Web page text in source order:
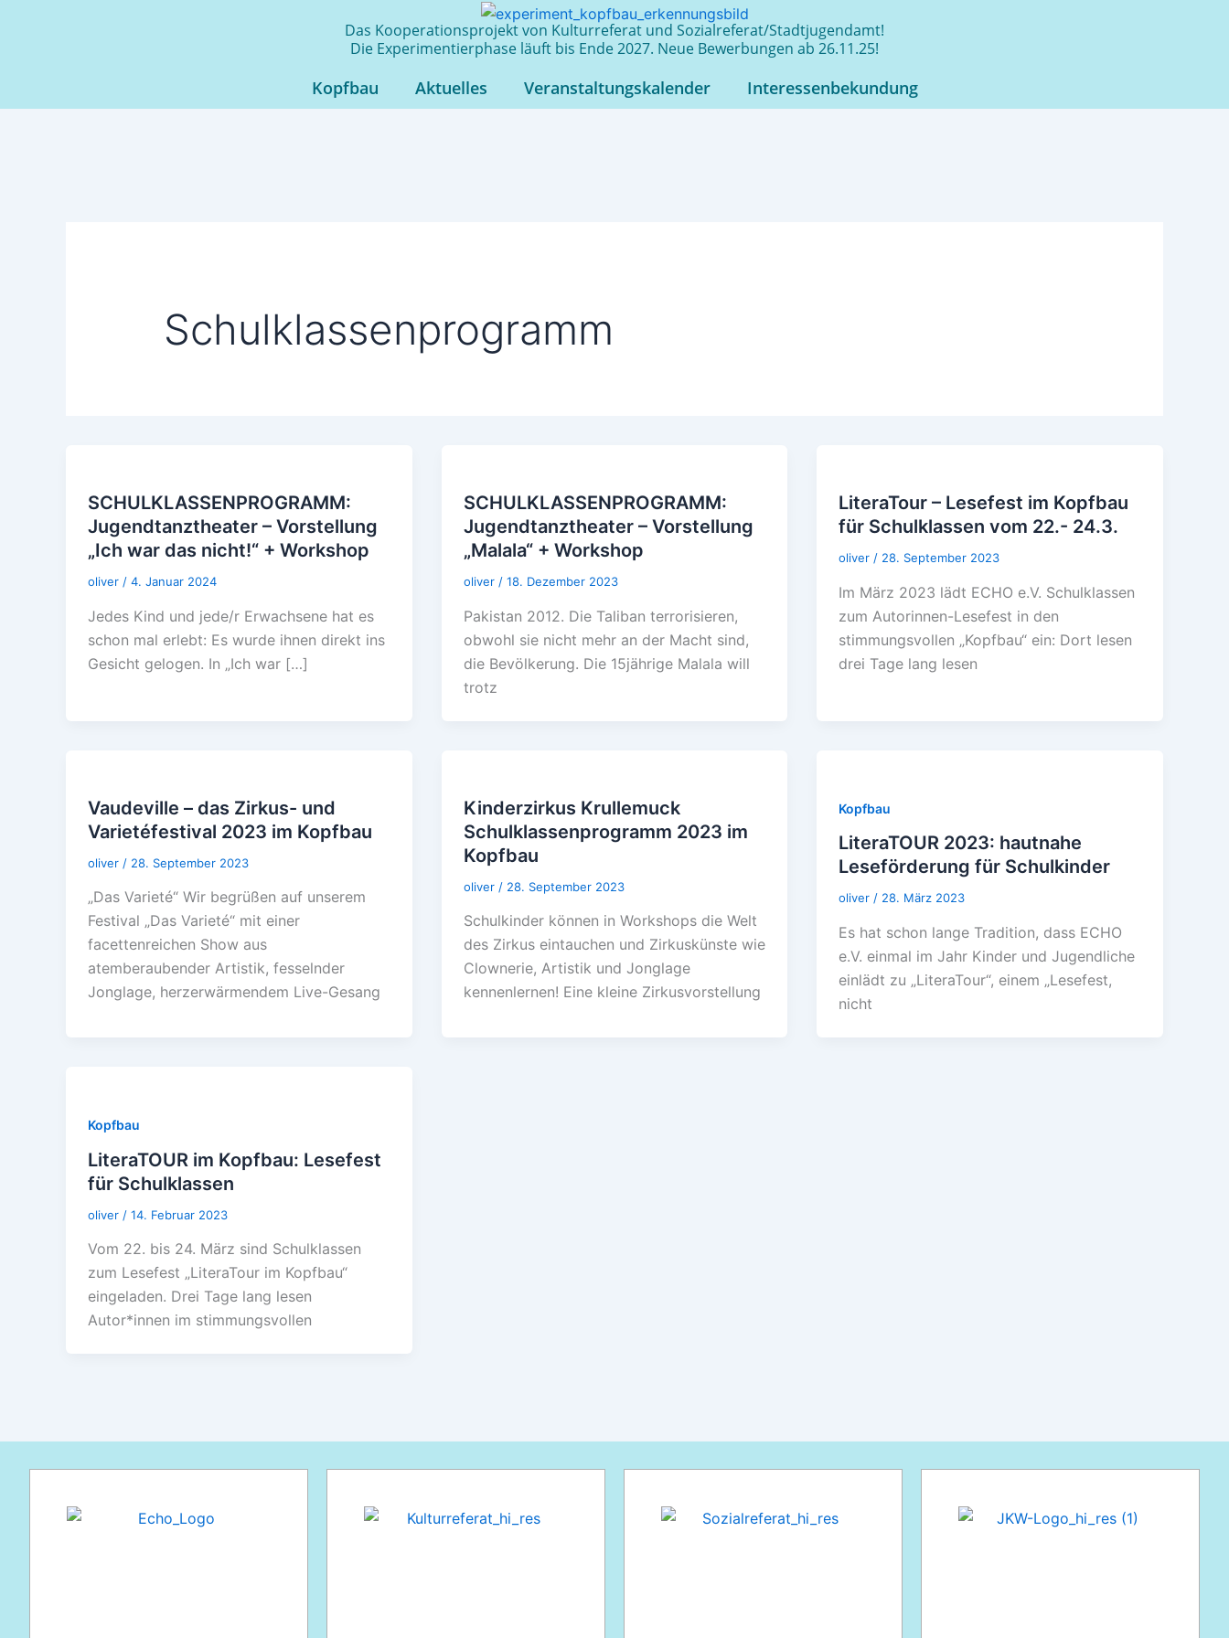
Das Kooperationsprojekt von Kulturreferat und Sozialreferat/Stadtjugendamt!
Die Experimentierphase läuft bis Ende 2027. Neue Bewerbungen ab 26.11.25!
Kopfbau Aktuelles Veranstaltungskalender Interessenbekundung
Schulklassenprogramm
SCHULKLASSENPROGRAMM:
Jugendtanztheater – Vorstellung
„Ich war das nicht!“ + Workshop
oliver / 4. Januar 2024
Jedes Kind und jede/r Erwachsene hat es
schon mal erlebt: Es wurde ihnen direkt ins
Gesicht gelogen. In „Ich war […]
SCHULKLASSENPROGRAMM:
Jugendtanztheater – Vorstellung
„Malala“ + Workshop
oliver / 18. Dezember 2023
Pakistan 2012. Die Taliban terrorisieren,
obwohl sie nicht mehr an der Macht sind,
die Bevölkerung. Die 15jährige Malala will
trotz
LiteraTour – Lesefest im Kopfbau
für Schulklassen vom 22.- 24.3.
oliver / 28. September 2023
Im März 2023 lädt ECHO e.V. Schulklassen
zum Autorinnen-Lesefest in den
stimmungsvollen „Kopfbau“ ein: Dort lesen
drei Tage lang lesen
Vaudeville – das Zirkus- und
Varietéfestival 2023 im Kopfbau
oliver / 28. September 2023
„Das Varieté“ Wir begrüßen auf unserem
Festival „Das Varieté“ mit einer
facettenreichen Show aus
atemberaubender Artistik, fesselnder
Jonglage, herzerwärmendem Live-Gesang
Kinderzirkus Krullemuck
Schulklassenprogramm 2023 im
Kopfbau
oliver / 28. September 2023
Schulkinder können in Workshops die Welt
des Zirkus eintauchen und Zirkuskünste wie
Clownerie, Artistik und Jonglage
kennenlernen! Eine kleine Zirkusvorstellung
Kopfbau
LiteraTOUR 2023: hautnahe
Leseförderung für Schulkinder
oliver/ 28. März 2023
Es hat schon lange Tradition, dass ECHO
e.V. einmal im Jahr Kinder und Jugendliche
einlädt zu „LiteraTour“, einem „Lesefest,
nicht
Kopfbau
LiteraTOUR im Kopfbau: Lesefest
für Schulklassen
oliver / 14. Februar 2023
Vom 22. bis 24. März sind Schulklassen
zum Lesefest „LiteraTour im Kopfbau“
eingeladen. Drei Tage lang lesen
Autor*innen im stimmungsvollen